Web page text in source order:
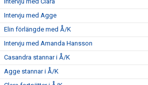
Intervju med Agge
Elin förlängde med Å/K
Intervju med Amanda Hansson
Casandra stannar i Å/K
Agge stannar i Å/K